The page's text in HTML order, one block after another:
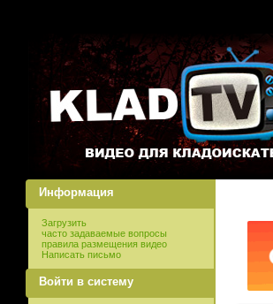
Информация
Загрузить
часто задаваемые вопросы
правила размещения видео
Написать письмо
Войти в систему